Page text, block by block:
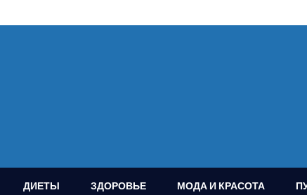
ДИЕТЫ ЗДОРОВЬЕ МОДА И КРАСОТА